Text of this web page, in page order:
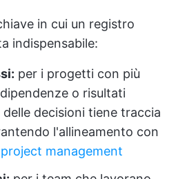
in cui un registro
indispensabile:
per i progetti con più
o risultati
decisioni tiene traccia
l'allineamento con
management